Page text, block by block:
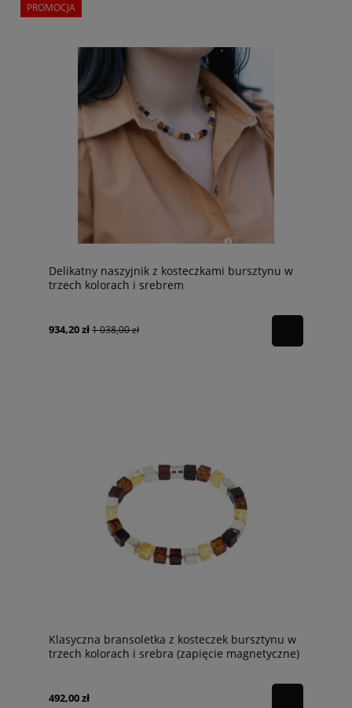
Delikatny naszyjnik z kosteczkami bursztynu w
trzech kolorach i srebrem
934,20 zł1 038,00 zł
PROMOCJA
Klasyczna bransoletka z kosteczek bursztynu w
trzech kolorach i srebra (zapięcie magnetyczne)
492,00 zł